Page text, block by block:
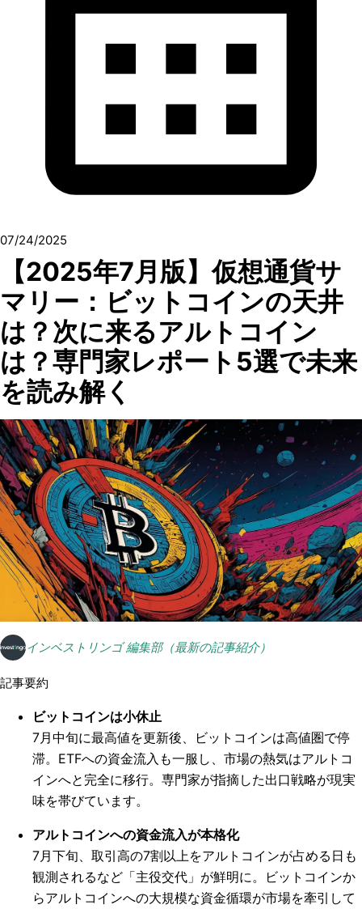
07/24/2025
【2025年7月版】仮想通貨サ
マリー：ビットコインの天井
は？次に来るアルトコイン
は？専門家レポート5選で未来
を読み解く
インベストリンゴ 編集部（最新の記事紹介）
記事要約
ビットコインは小休止
7月中旬に最高値を更新後、ビットコインは高値圏で停
滞。ETFへの資金流入も一服し、市場の熱気はアルトコ
インへと完全に移行。専門家が指摘した出口戦略が現実
味を帯びています。
アルトコインへの資金流入が本格化
7月下旬、取引高の7割以上をアルトコインが占める日も
観測されるなど「主役交代」が鮮明に。ビットコインか
らアルトコインへの大規模な資金循環が市場を牽引して